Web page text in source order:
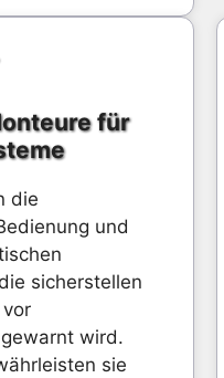
für
die
und
sicherstellen
wird.
sie